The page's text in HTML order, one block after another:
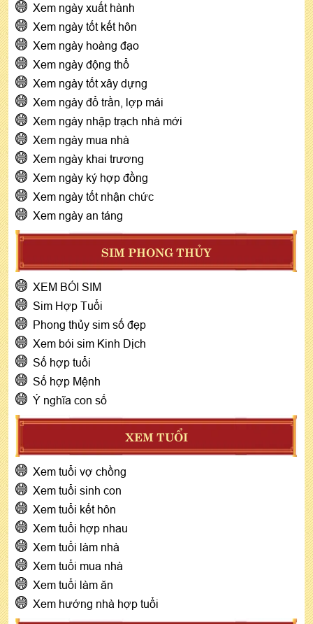
Xem ngày xuất hành
Xem ngày tốt kết hôn
Xem ngày hoàng đạo
Xem ngày động thổ
Xem ngày tốt xây dựng
Xem ngày đổ trần, lợp mái
Xem ngày nhập trạch nhà mới
Xem ngày mua nhà
Xem ngày khai trương
Xem ngày ký hợp đồng
Xem ngày tốt nhận chức
Xem ngày an táng
SIM PHONG THỦY
XEM BÓI SIM
Sim Hợp Tuổi
Phong thủy sim số đẹp
Xem bói sim Kinh Dịch
Số hợp tuổi
Số hợp Mệnh
Ý nghĩa con số
XEM TUỔI
Xem tuổi vợ chồng
Xem tuổi sinh con
Xem tuổi kết hôn
Xem tuổi hợp nhau
Xem tuổi làm nhà
Xem tuổi mua nhà
Xem tuổi làm ăn
Xem hướng nhà hợp tuổi